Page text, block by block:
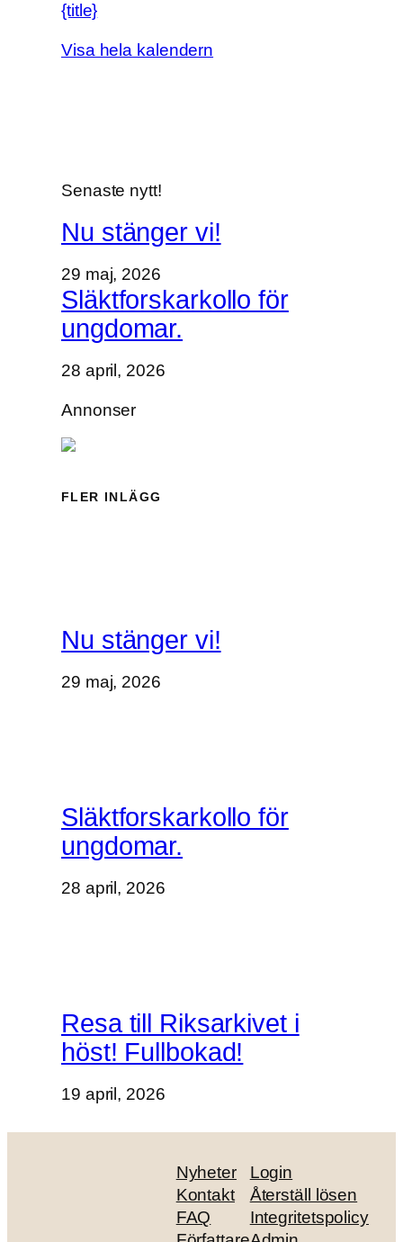
v
a
i
k
o
m
m
u
n
r
k
v
t
{title}
Visa hela kalendern
Senaste nytt!
Nu stänger vi!
29 maj, 2026
Släktforskarkollo för
ungdomar.
28 april, 2026
Annonser
FLER INLÄGG
Nu stänger vi!
29 maj, 2026
Släktforskarkollo för
ungdomar.
28 april, 2026
Resa till Riksarkivet i
höst! Fullbokad!
19 april, 2026
Nyheter
Kontakt
FAQ
Login
Återställ lösen
Integritetspolicy